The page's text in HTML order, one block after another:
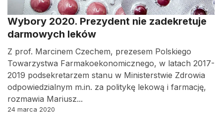
Wybory 2020. Prezydent nie zadekretuje
darmowych leków
Z prof. Marcinem Czechem, prezesem Polskiego
Towarzystwa Farmakoekonomicznego, w latach 2017-
2019 podsekretarzem stanu w Ministerstwie Zdrowia
odpowiedzialnym m.in. za politykę lekową i farmację,
rozmawia Mariusz...
24 marca 2020